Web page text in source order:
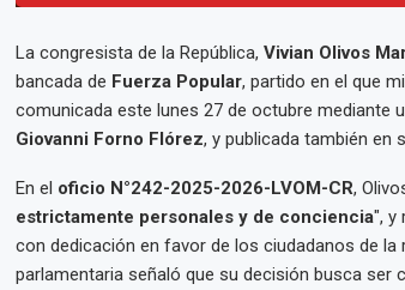
La congresista de la República, Vivian Olivos
bancada de Fuerza Popular, partido en el que
comunicada este lunes 27 de octubre mediante
Giovanni Forno Flórez, y publicada también en
En el oficio N°242-2025-2026-LVOM-CR,
estrictamente personales y de conciencia", y
con dedicación en favor de los ciudadanos de la
parlamentaria señaló que su decisión busca ser